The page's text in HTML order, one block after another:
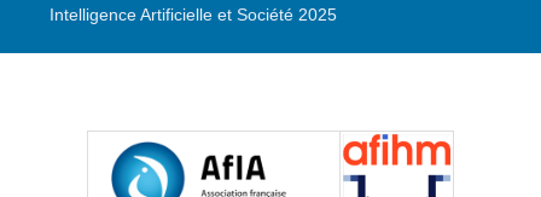
Intelligence Artificielle et Société 2025